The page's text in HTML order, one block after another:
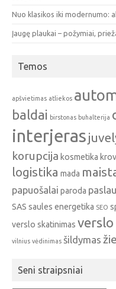
Nuo klasikos iki modernumo:
Įaugę plaukai – požymiai,
Temos
apšvietimas atliekos
baldai birstonas buhalterija
interjeras
korupcija kosmetika
logistika mada
papuošalai paroda
SAS saules energetika SEO
verslo skatinimas verslo
vilnius vėdinimas šildymas
Seni straipsniai